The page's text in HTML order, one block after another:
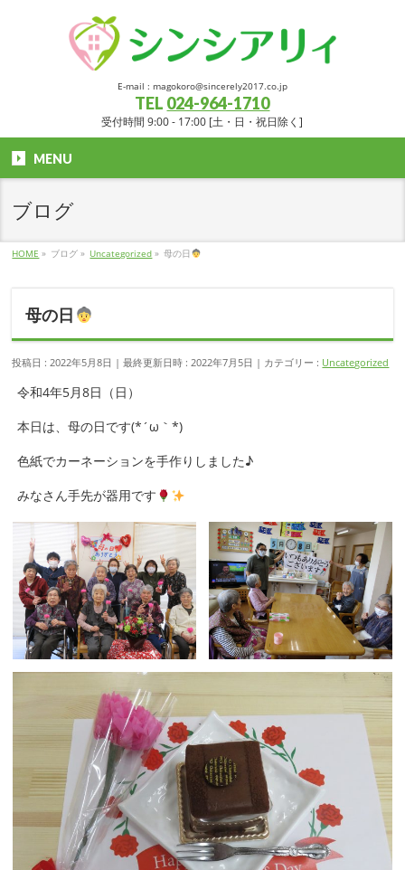
E-mail : magokoro@sincerely2017.co.jp
TEL 024-964-1710
受付時間 9:00 - 17:00 [土・日・祝日除く]
MENU
ブログ
HOME » ブログ » Uncategorized » 母の日
母の日
投稿日 : 2022年5月8日 最終更新日時 : 2022年7月5日 カテゴリー : Uncategorized
令和4年5月8日（日）
本日は、母の日です(*´ω｀*)
色紙でカーネーションを手作りしました♪
みなさん手先が器用です